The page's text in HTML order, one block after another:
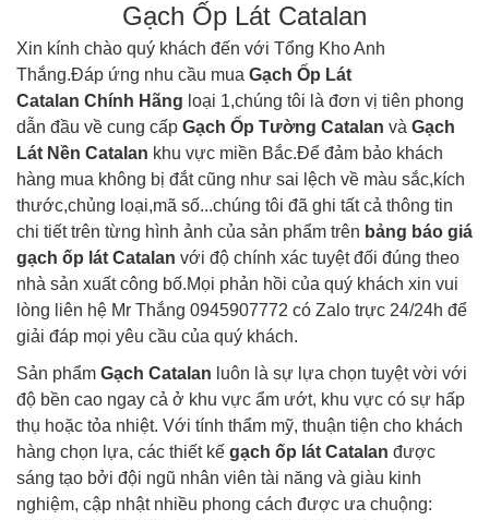
Gạch Ốp Lát Catalan
Xin kính chào quý khách đến với Tổng Kho Anh
Thắng.Đáp ứng nhu cầu mua Gạch Ốp Lát
Catalan C hính Hãng loại 1,chúng tôi là đơn vị tiên phong
dẫn đầu về cung cấp Gạch Ốp Tường Catalan và Gạch
Lát Nền Catalan khu vực miền Bắc.Để đảm bảo khách
hàng mua không bị đắt cũng như sai lệch về màu sắc,kích
thước,chủng loại,mã số...chúng tôi đã ghi tất cả thông tin
chi tiết trên từng hình ảnh của sản phẩm trên bảng báo giá
gạch ốp lát Catalan với độ chính xác tuyệt đối đúng theo
nhà sản xuất công bố.Mọi phản hồi của quý khách xin vui
lòng liên hệ Mr Thắng 0945907772 có Zalo trực 24/24h để
giải đáp mọi yêu cầu của quý khách.
Sản phẩm Gạch Catalan luôn là sự lựa chọn tuyệt vời với
độ bền cao ngay cả ở khu vực ẩm ướt, khu vực có sự hấp
thụ hoặc tỏa nhiệt. Với tính thẩm mỹ, thuận tiện cho khách
hàng chọn lựa, các thiết kế gạch ốp lát Catalan được
sáng tạo bởi đội ngũ nhân viên tài năng và giàu kinh
nghiệm, cập nhật nhiều phong cách được ưa chuộng: